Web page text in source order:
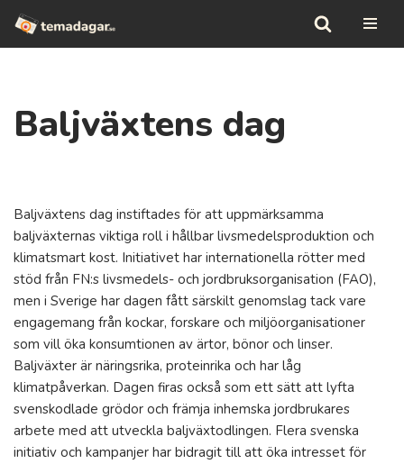
Hoppa
Baljväxtens dag
Baljväxtens dag instiftades för att uppmärksamma
baljväxternas viktiga roll i hållbar livsmedelsproduktion och
klimatsmart kost. Initiativet har internationella rötter med
stöd från FN:s livsmedels- och jordbruksorganisation (FAO),
men i Sverige har dagen fått särskilt genomslag tack vare
engagemang från kockar, forskare och miljöorganisationer
som vill öka konsumtionen av ärtor, bönor och linser.
Baljväxter är näringsrika, proteinrika och har låg
klimatpåverkan. Dagen firas också som ett sätt att lyfta
svenskodlade grödor och främja inhemska jordbrukares
arbete med att utveckla baljväxtodlingen. Flera svenska
initiativ och kampanjer har bidragit till att öka intresset för